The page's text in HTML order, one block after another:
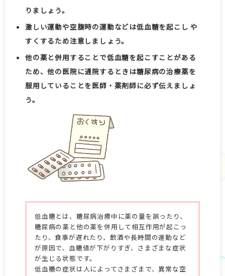
りましょう。
激しい運動や空腹時の運動などは低血糖を起こし や
すくするため注意しましょう。
他の薬と併用することで低血糖を起こすことがある
ため、他の医院に通院するときは糖尿病の治療薬を
服用していることを医師・薬剤師に必ず伝えましょ
う。
低血糖とは、糖尿病治療中に薬の量を誤ったり、
糖尿病の薬と他の薬を併用して相互作用が起こっ
たり、食事が遅れたり、飲酒や長時間の運動など
が原因で、血糖値が下がりすぎ、さまざまな症状
が生じる状態です。
低血糖の症状は人によってさまざまで、異常な空